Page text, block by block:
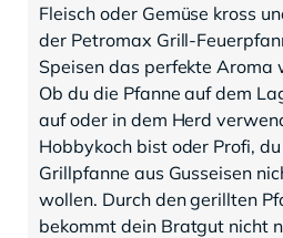
Fleisch oder Gemüse kross
der Petromax Grill-
Speisen das perfekte Aroma
Ob du die Pfanne auf dem
auf oder in dem Herd
Hobbykoch bist oder Profi,
Grillpfanne aus Gusseisen
wollen. Durch den gerillten
bekommt dein Bratgut nicht